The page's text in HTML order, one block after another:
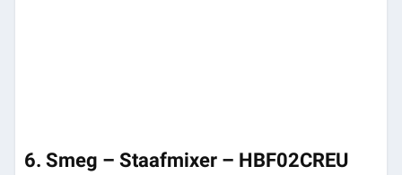
6. Smeg – Staafmixer – HBF02CREU